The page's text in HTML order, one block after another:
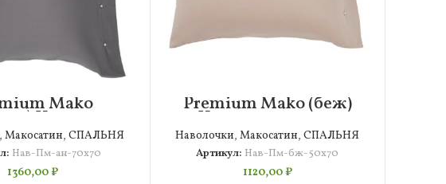
Mako
Наволочка
70х70
,Макосатин,СПАЛЬНЯ
Нав-Пм-ан-70х70
1360,00₽
Premium Mako (беж)
Наволочка 50х70
Наволочки,Макосатин,СПАЛЬНЯ
Артикул: Нав-Пм-бж-50х70
1120,00₽